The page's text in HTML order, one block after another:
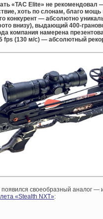
«ТАС Elite» не рекомендовал
хоть по слонам, благо
конкурент — абсолютно
внизу), выдающий 400-
компания намерена
fps (130 м/с) — абсолютный
появился своеобразный аналог
«Stealth NXT»: